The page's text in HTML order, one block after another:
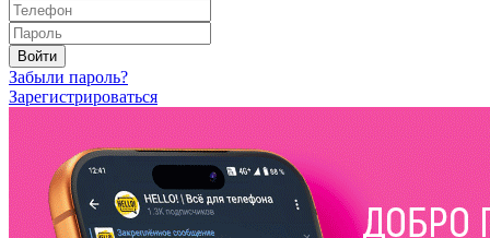
Войти
Забыли пароль?
Зарегистрироваться